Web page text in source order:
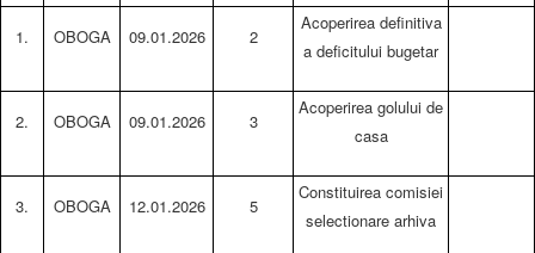
1. OBOGA 09.01.2026 2
Acoperirea definitiva
a deficitului bugetar
2. OBOGA 09.01.2026 3
Acoperirea golului de
casa
3. OBOGA 12.01.2026 5
Constituirea comisiei
selectionare arhiva